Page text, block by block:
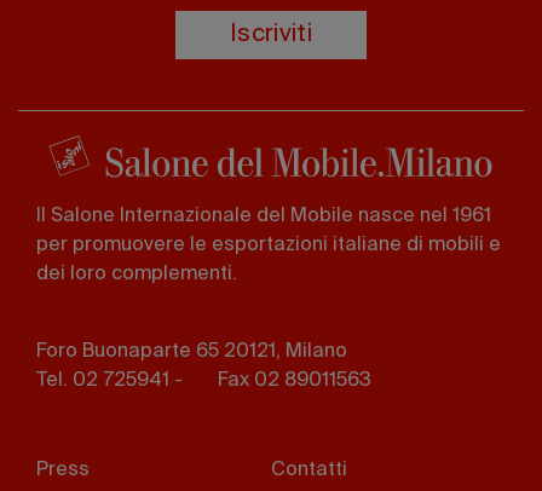
Iscriviti
Il Salone Internazionale del Mobile nasce nel 1961
per promuovere le esportazioni italiane di mobili e
dei loro complementi.
Foro Buonaparte 65 20121, Milano
Tel. 02 725941 -
Fax 02 89011563
menu
Press Contatti